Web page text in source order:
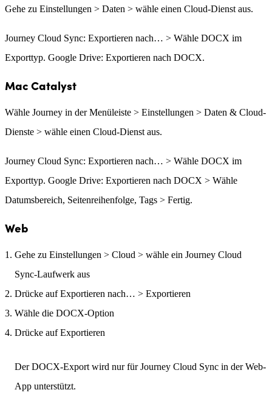
Gehe zu Einstellungen > Daten > wähle einen Cloud-Dienst aus.
Journey Cloud Sync: Exportieren nach… > Wähle DOCX im
Exporttyp. Google Drive: Exportieren nach DOCX.
Mac Catalyst
Wähle Journey in der Menüleiste > Einstellungen > Daten & Cloud-
Dienste > wähle einen Cloud-Dienst aus.
Journey Cloud Sync: Exportieren nach… > Wähle DOCX im
Exporttyp. Google Drive: Exportieren nach DOCX > Wähle
Datumsbereich, Seitenreihenfolge, Tags > Fertig.
Web
Gehe zu Einstellungen > Cloud > wähle ein Journey Cloud
Sync-Laufwerk aus
Drücke auf Exportieren nach… > Exportieren
Wähle die DOCX-Option
Drücke auf Exportieren
Der DOCX-Export wird nur für Journey Cloud Sync in der Web-
App unterstützt.